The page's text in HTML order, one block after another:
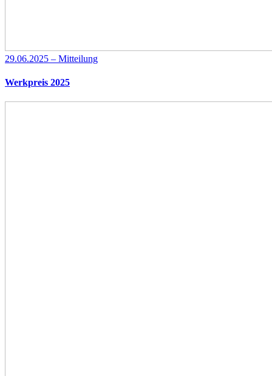
29.06.2025 – Mitteilung
Werkpreis 2025